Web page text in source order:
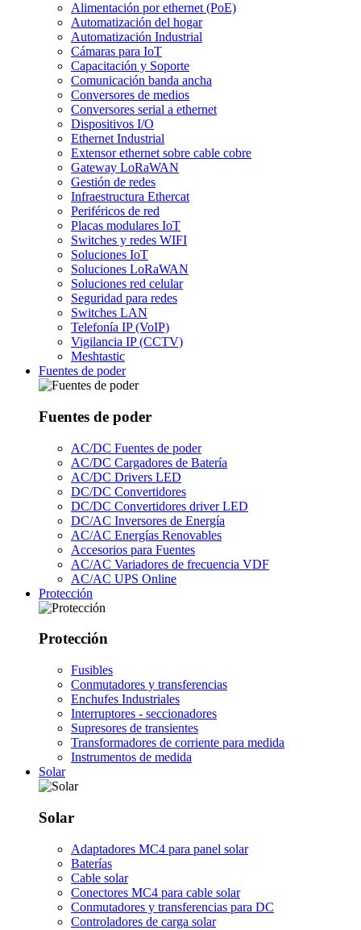
Alimentación por ethernet (PoE)
Automatización del hogar
Automatización Industrial
Cámaras para IoT
Capacitación y Soporte
Comunicación banda ancha
Conversores de medios
Conversores serial a ethernet
Dispositivos I/O
Ethernet Industrial
Extensor ethernet sobre cable cobre
Gateway LoRaWAN
Gestión de redes
Infraestructura Ethercat
Periféricos de red
Placas modulares IoT
Switches y redes WIFI
Soluciones IoT
Soluciones LoRaWAN
Soluciones red celular
Seguridad para redes
Switches LAN
Telefonía IP (VoIP)
Vigilancia IP (CCTV)
Meshtastic
Fuentes de poder
Fuentes de poder
AC/DC Fuentes de poder
AC/DC Cargadores de Batería
AC/DC Drivers LED
DC/DC Convertidores
DC/DC Convertidores driver LED
DC/AC Inversores de Energía
AC/AC Energías Renovables
Accesorios para Fuentes
AC/AC Variadores de frecuencia VDF
AC/AC UPS Online
Protección
Protección
Fusibles
Conmutadores y transferencias
Enchufes Industriales
Interruptores - seccionadores
Supresores de transientes
Transformadores de corriente para medida
Instrumentos de medida
Solar
Solar
Adaptadores MC4 para panel solar
Baterías
Cable solar
Conectores MC4 para cable solar
Conmutadores y transferencias para DC
Controladores de carga solar